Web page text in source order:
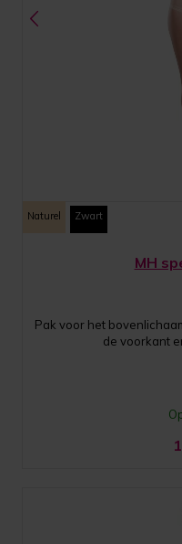
Naturel Zwart
MH
Pak voor het
de voorkant